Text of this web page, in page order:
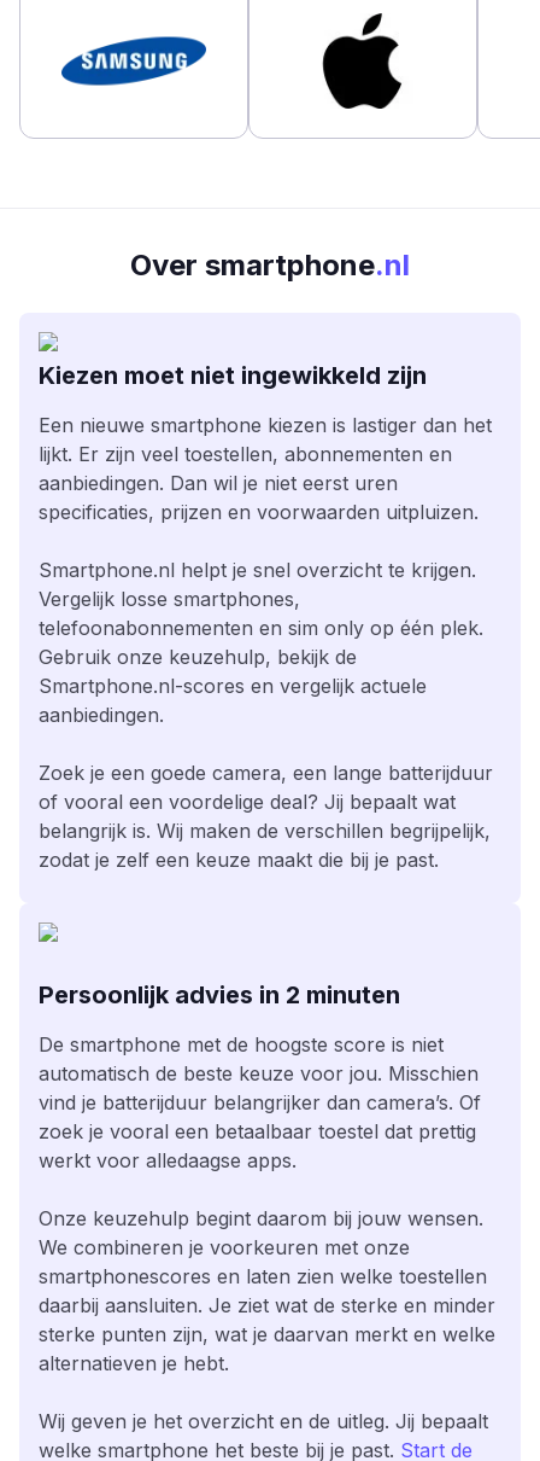
Over smartphone.nl
Kiezen moet niet ingewikkeld zijn
Een nieuwe smartphone kiezen is lastiger dan het
lijkt. Er zijn veel toestellen, abonnementen en
aanbiedingen. Dan wil je niet eerst uren
specificaties, prijzen en voorwaarden uitpluizen.
Smartphone.nl helpt je snel overzicht te krijgen.
Vergelijk losse smartphones,
telefoonabonnementen en sim only op één plek.
Gebruik onze keuzehulp, bekijk de
Smartphone.nl-scores en vergelijk actuele
aanbiedingen.
Zoek je een goede camera, een lange batterijduur
of vooral een voordelige deal? Jij bepaalt wat
belangrijk is. Wij maken de verschillen begrijpelijk,
zodat je zelf een keuze maakt die bij je past.
Persoonlijk advies in 2 minuten
De smartphone met de hoogste score is niet
automatisch de beste keuze voor jou. Misschien
vind je batterijduur belangrijker dan camera’s. Of
zoek je vooral een betaalbaar toestel dat prettig
werkt voor alledaagse apps.
Onze keuzehulp begint daarom bij jouw wensen.
We combineren je voorkeuren met onze
smartphonescores en laten zien welke toestellen
daarbij aansluiten. Je ziet wat de sterke en minder
sterke punten zijn, wat je daarvan merkt en welke
alternatieven je hebt.
Wij geven je het overzicht en de uitleg. Jij bepaalt
welke smartphone het beste bij je past. Start de